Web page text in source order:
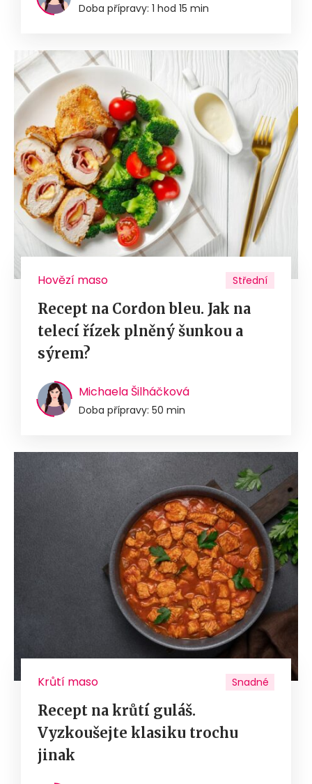
Doba přípravy: 1 hod 15 min
Hovězí maso Střední
Recept na Cordon bleu. Jak na
telecí řízek plněný šunkou a
sýrem?
Michaela Šilháčková
Doba přípravy: 50 min
Krůtí maso Snadné
Recept na krůtí guláš.
Vyzkoušejte klasiku trochu
jinak